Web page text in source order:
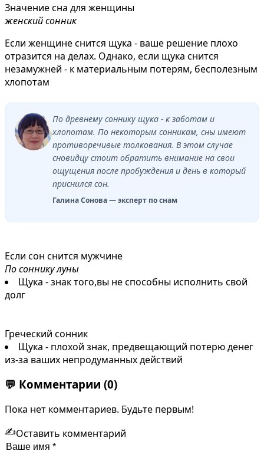
Значение сна для женщины
женский сонник
Если женщине снится щука - ваше решение плохо
отразится на дeлaх. Однако, если щука снится
незамужней - к материальным потерям, бесполезным
хлопотам
По древнему соннику щука - к заботам и
хлопотам. По некоторым сонникам, сны имеют
противоречивые толкования. В этом случае
сновидцу стоит обратить внимание на свои
ощущения после пробуждения и день в который
приснился сон.
Галина Сонова — эксперт по снам
Если сон снится мужчине
По соннику луны
Щука - знак того,вы не способны исполнить свой
долг
Греческий сонник
Щука - плохой знак, предвещающий потерю денег
из-за ваших непродуманных действий
💬 Комментарии (0)
Пока нет комментариев. Будьте первым!
✍️Оставить комментарий